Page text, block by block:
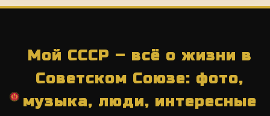
Мой СССР – всё о жизни в
Советском Союзе: фото,
музыка, люди, интересные